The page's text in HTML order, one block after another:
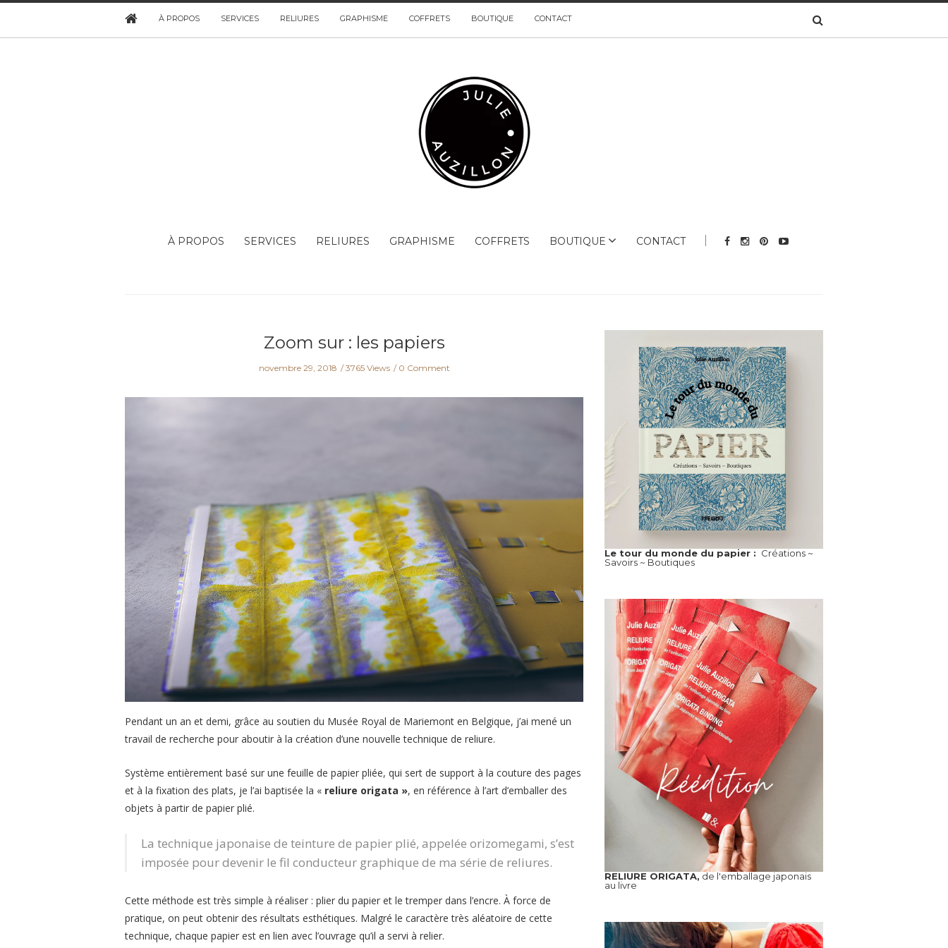
À PROPOS SERVICES RELIURES GRAPHISME COFFRETS BOUTIQUE CONTACT
À PROPOS SERVICES RELIURES GRAPHISME COFFRETS BOUTIQUE CONTACT
Zoom sur : les papiers
novembre 29, 2018 3765 Views 0 Comment
Pendant un an et demi, grâce au soutien du Musée Royal de Mariemont en Belgique, j’ai mené un
travail de recherche pour aboutir à la création d’une nouvelle technique de reliure.
Système entièrement basé sur une feuille de papier pliée, qui sert de support à la couture des pages
et à la fixation des plats, je l’ai baptisée la « reliure origata », en référence à l’art d’emballer des
objets à partir de papier plié.
La technique japonaise de teinture de papier plié, appelée orizomegami, s’est
imposée pour devenir le fil conducteur graphique de ma série de reliures.
Cette méthode est très simple à réaliser : plier du papier et le tremper dans l’encre. À force de
pratique, on peut obtenir des résultats esthétiques. Malgré le caractère très aléatoire de cette
technique, chaque papier est en lien avec l’ouvrage qu’il a servi à relier.
Le tour du monde du papier : Créations ~
Savoirs ~ Boutiques
RELIURE ORIGATA, de l'emballage japonais
au livre